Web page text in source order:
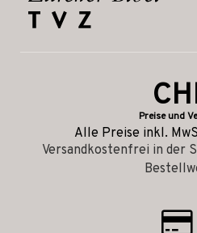
Preise und
Alle Preise inkl.
Versandkostenfrei in der